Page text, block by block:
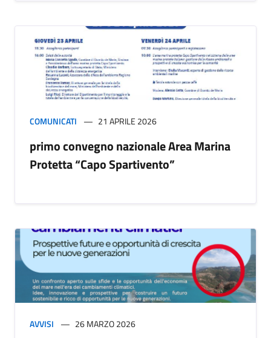
COMUNICATI 21 APRILE 2026
primo convegno nazionale Area Marina
Protetta “Capo Spartivento”
AVVISI 26 MARZO 2026